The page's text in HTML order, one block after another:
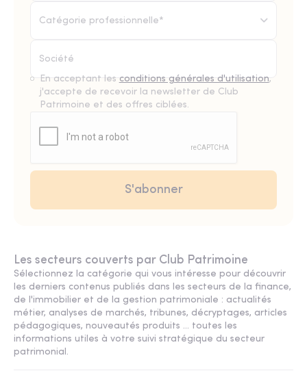
Catégorie professionnelle*
En acceptant les conditions générales d'utilisation,
j'accepte de recevoir la newsletter de Club
Patrimoine et des offres ciblées.
Les secteurs couverts par Club Patrimoine
Sélectionnez la catégorie qui vous intéresse pour découvrir
les derniers contenus publiés dans les secteurs de la finance,
de l'immobilier et de la gestion patrimoniale : actualités
métier, analyses de marchés, tribunes, décryptages, articles
pédagogiques, nouveautés produits ... toutes les
informations utiles à votre suivi stratégique du secteur
patrimonial.